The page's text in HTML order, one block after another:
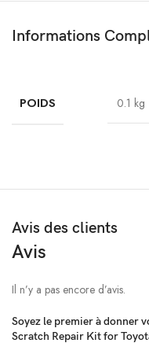
Informations
POIDS 0.1 kg
Avis des clients
Avis
Il n’y a pas encore d’avis.
Soyez le premier à donner
Scratch Repair Kit for